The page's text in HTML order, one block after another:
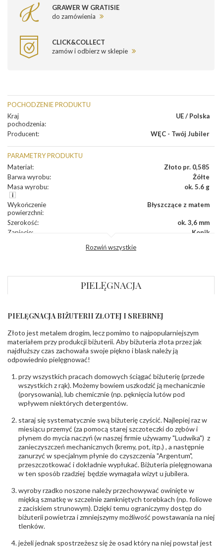
GRAWER W GRATISIE
do zamówienia
CLICK&COLLECT
zamów i odbierz w sklepie
POCHODZENIE PRODUKTU
Kraj
pochodzenia:
UE / Polska
Producent: WĘC - Twój Jubiler
PARAMETRY PRODUKTU
Materiał:
Złoto pr. 0,585
Barwa wyrobu:
Żółte
Masa wyrobu: ok. 5.6 g
Wykończenie
powierzchni:
Błyszczące z matem
Szerokość:
ok. 3,6 mm
Zapięcie: Konik
679-25-92-107; sklep@wec.com.pl
Nie nadaje się dla dzieci w wieku poniżej 3 lat
Rozwiń wszystkie
PIELĘGNACJA
PIELĘGNACJA BIŻUTERII ZŁOTEJ I SREBRNEJ
Złoto jest metalem drogim, lecz pomimo to najpopularniejszym
materiałem przy produkcji biżuterii. Aby biżuteria złota przez jak
najdłuższy czas zachowała swoje piękno i blask należy ją
odpowiednio pielęgnować!
przy wszystkich pracach domowych ściągać biżuterię (przede
wszystkich z rąk). Możemy bowiem uszkodzić ją mechanicznie
(porysowania), lub chemicznie (np. pęknięcia lutów pod
wpływem niektórych detergentów.
staraj się systematycznie swą biżuterię czyścić. Najlepiej raz w
miesiącu przemyć (za pomocą starej szczoteczki do zębów i
płynem do mycia naczyń (w naszej firmie używamy "Ludwika") z
zanieczyszczeń mechanicznych (kremy, pot, itp.) , a następnie
zanurzyć w specjalnym płynie do czyszczenia "Argentum",
przeszczotkować i dokładnie wypłukać. Biżuteria pielęgnowana
w ten sposób rzadziej będzie wymagała wizyt u jubilera.
wyroby rzadko noszone należy przechowywać owinięte w
miękką szmatkę w szczelnie zamkniętych torebkach (np. foliowe
z zaciskiem strunowym). Dzięki temu ograniczymy dostęp do
biżuterii powietrza i zmniejszymy możliwość powstawania na niej
tlenków.
jeżeli jednak spostrzeżesz się że osad który na niej powstał jest